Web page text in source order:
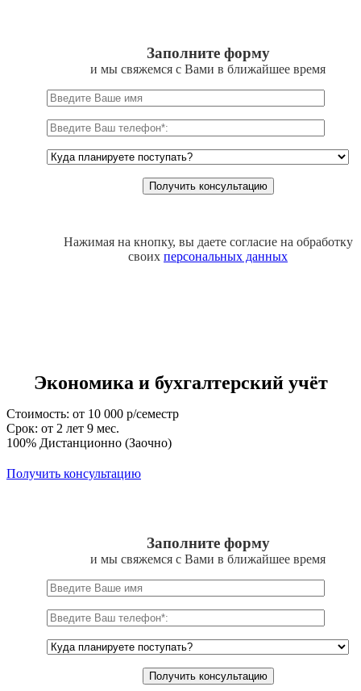
Заполните форму
и мы свяжемся с Вами в ближайшее время
Нажимая на кнопку, вы даете согласие на обработку
своих персональных данных
Экономика и бухгалтерский учёт
Стоимость: от 10 000 р/семестр
Срок: от 2 лет 9 мес.
100% Дистанционно (Заочно)
Получить консультацию
Заполните форму
и мы свяжемся с Вами в ближайшее время